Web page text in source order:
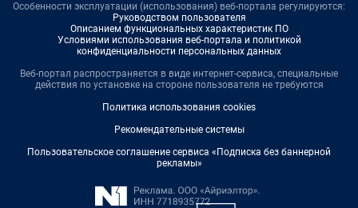
Особенности эксплуатации (использования) веб-портала регулируются:
Руководством пользователя
Описанием функциональных характеристик ПО
Условиями использования веб-портала и политикой
конфиденциальности персональных данных
Веб-портал распространяется в виде интернет-сервиса, специальные
действия по установке на стороне пользователя не требуются
Политика использования cookies
Рекомендательные системы
Пользовательское соглашение сервиса «Подписка без баннерной
рекламы»